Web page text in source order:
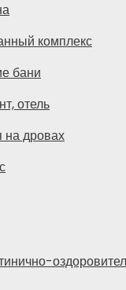
комплекс
бани
отель
на дровах